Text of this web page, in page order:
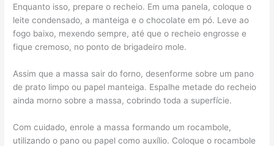
Enquanto isso, prepare o recheio. Em uma panela, coloque o
leite condensado, a manteiga e o chocolate em pó. Leve ao
fogo baixo, mexendo sempre, até que o recheio engrosse e
fique cremoso, no ponto de brigadeiro mole.
Assim que a massa sair do forno, desenforme sobre um pano
de prato limpo ou papel manteiga. Espalhe metade do recheio
ainda morno sobre a massa, cobrindo toda a superfície.
Com cuidado, enrole a massa formando um rocambole,
utilizando o pano ou papel como auxílio. Coloque o rocambole